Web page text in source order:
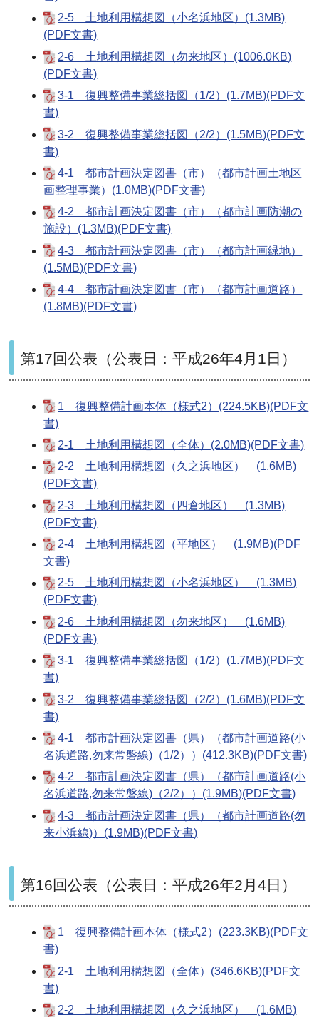
2-5 土地利用構想図（小名浜地区）(1.3MB)
(PDF文書)
2-6 土地利用構想図（勿来地区）(1006.0KB)
(PDF文書)
3-1 復興整備事業総括図（1/2）(1.7MB)(PDF文
書)
3-2 復興整備事業総括図（2/2）(1.5MB)(PDF文
書)
4-1 都市計画決定図書（市）（都市計画土地区
画整理事業）(1.0MB)(PDF文書)
4-2 都市計画決定図書（市）（都市計画防潮の
施設）(1.3MB)(PDF文書)
4-3 都市計画決定図書（市）（都市計画緑地）
(1.5MB)(PDF文書)
4-4 都市計画決定図書（市）（都市計画道路）
(1.8MB)(PDF文書)
第17回公表（公表日：平成26年4月1日）
1 復興整備計画本体（様式2）(224.5KB)(PDF文
書)
2-1 土地利用構想図（全体）(2.0MB)(PDF文書)
2-2 土地利用構想図（久之浜地区） (1.6MB)
(PDF文書)
2-3 土地利用構想図（四倉地区） (1.3MB)
(PDF文書)
2-4 土地利用構想図（平地区） (1.9MB)(PDF
文書)
2-5 土地利用構想図（小名浜地区） (1.3MB)
(PDF文書)
2-6 土地利用構想図（勿来地区） (1.6MB)
(PDF文書)
3-1 復興整備事業総括図（1/2）(1.7MB)(PDF文
書)
3-2 復興整備事業総括図（2/2）(1.6MB)(PDF文
書)
4-1 都市計画決定図書（県）（都市計画道路(小
名浜道路,勿来常磐線)（1/2））(412.3KB)(PDF文書)
4-2 都市計画決定図書（県）（都市計画道路(小
名浜道路,勿来常磐線)（2/2））(1.9MB)(PDF文書)
4-3 都市計画決定図書（県）（都市計画道路(勿
来小浜線)）(1.9MB)(PDF文書)
第16回公表（公表日：平成26年2月4日）
1 復興整備計画本体（様式2）(223.3KB)(PDF文
書)
2-1 土地利用構想図（全体）(346.6KB)(PDF文
書)
2-2 土地利用構想図（久之浜地区） (1.6MB)